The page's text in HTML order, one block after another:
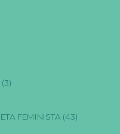
(3)
FEMINISTA (43)